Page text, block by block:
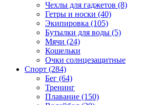
Чехлы для гаджетов (8)
Гетры и носки (40)
Экипировка (105)
Бутылки для воды (5)
Мячи (24)
Кошельки
Очки солнцезащитные
Спорт (284)
Бег (64)
Тренинг
Плавание (150)